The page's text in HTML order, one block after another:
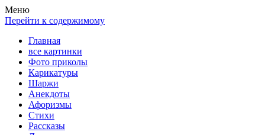
Весела хата — прикольные картинки, смешные истории,
клипы!
Покажем всем ваши фото приколы, карикатуры, шаржи, стихи,
рассказы, видео и песни!
Меню
Перейти к содержимому
Главная
все картинки
Фото приколы
Карикатуры
Шаржи
Анекдоты
Афоризмы
Стихи
Рассказы